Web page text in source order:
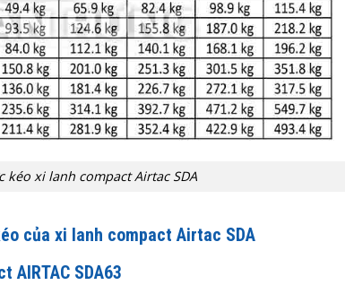
xi lanh compact Airtac SDA
của xi lanh compact Airtac SDA
SDA63